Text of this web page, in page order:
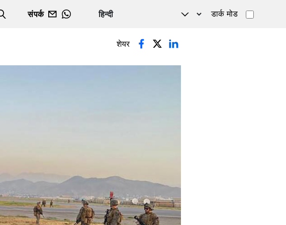
Search
संपर्क
WHATSAPP
डार्क मोड
शेयर